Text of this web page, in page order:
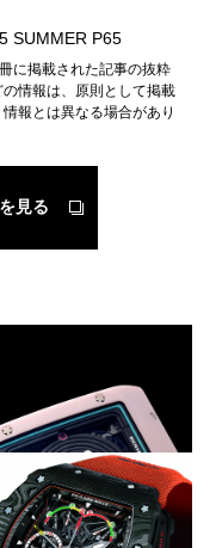
SUMMER P65
に掲載された記事の抜粋
情報は、原則として掲載
報とは異なる場合があり
見る
手彫金でグミを形作る
MILLE
01 オートマティック レ
ス